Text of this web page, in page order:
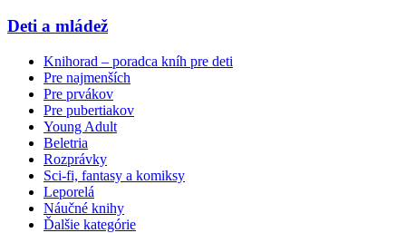
Deti a mládež
Knihorad – poradca kníh pre deti
Pre najmenších
Pre prvákov
Pre pubertiakov
Young Adult
Beletria
Rozprávky
Sci-fi, fantasy a komiksy
Leporelá
Náučné knihy
Ďalšie kategórie